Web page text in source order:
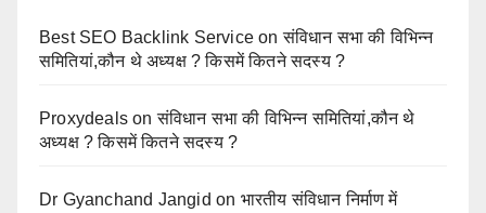
Best SEO Backlink Service onसंविधान सभा की विभिन्न
समितियां,कौन थे अध्यक्ष ? किसमें कितने सदस्य ?
Proxydeals onसंविधान सभा की विभिन्न समितियां,कौन थे
अध्यक्ष ? किसमें कितने सदस्य ?
Dr Gyanchand Jangid on भारतीय संविधान निर्माण में